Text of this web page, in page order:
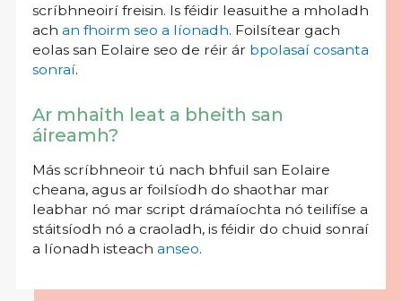
scríbhneoirí freisin. Is féidir leasuithe a mholadh
ach an fhoirm seo a líonadh. Foilsítear gach
eolas san Eolaire seo de réir ár bpolasaí cosanta
sonraí.
Ar mhaith leat a bheith san
áireamh?
Más scríbhneoir tú nach bhfuil san Eolaire
cheana, agus ar foilsíodh do shaothar mar
leabhar nó mar script drámaíochta nó teilifíse a
stáitsíodh nó a craoladh, is féidir do chuid sonraí
a líonadh isteach anseo.